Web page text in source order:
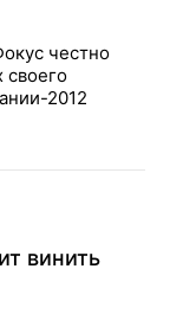
честно
своего
2012
винить